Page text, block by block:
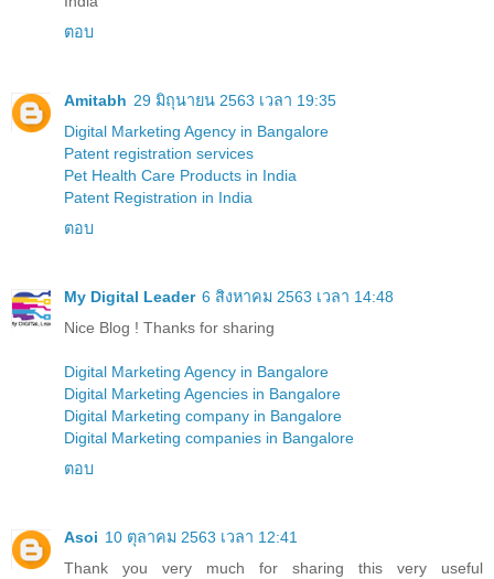
ตอบ
Amitabh 29 มิถุนายน 2563 เวลา 19:35
Digital Marketing Agency in Bangalore
Patent registration services
Pet Health Care Products in India
Patent Registration in India
ตอบ
My Digital Leader 6 สิงหาคม 2563 เวลา 14:48
Nice Blog ! Thanks for sharing
Digital Marketing Agency in Bangalore
Digital Marketing Agencies in Bangalore
Digital Marketing company in Bangalore
Digital Marketing companies in Bangalore
ตอบ
Asoi 10 ตุลาคม 2563 เวลา 12:41
Thank you very much for sharing this very useful